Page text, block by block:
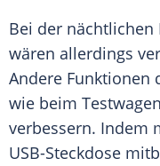
Bei der nächtlichen
wären allerdings
Andere Funktionen
wie beim Testwagen
verbessern. Indem
USB-Steckdose